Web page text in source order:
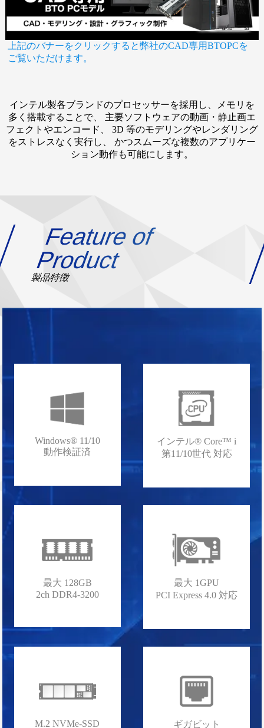
上記のバナーをクリックすると弊社のCAD専用BTOPCを
ご覧いただけます。
インテル製各ブランドのプロセッサーを採用し、メモリを
多く搭載することで、
主要ソフトウェアの動画・静止画エ
フェクトやエンコード、
3D 等のモデリングやレンダリング
をストレスなく実行し、
かつスムーズな複数のアプリケー
ション動作も可能にします。
Feature of
Product
製品特徴
Windows® 11/10
動作検証済
インテル® Core™ i
第11/10世代 対応
最大 128GB
2ch DDR4-3200
最大 1GPU
PCI Express 4.0 対応
M.2 NVMe-SSD
ギガビット